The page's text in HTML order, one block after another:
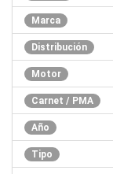
Marca
Distribución
Motor
Carnet / PMA
Año
Tipo